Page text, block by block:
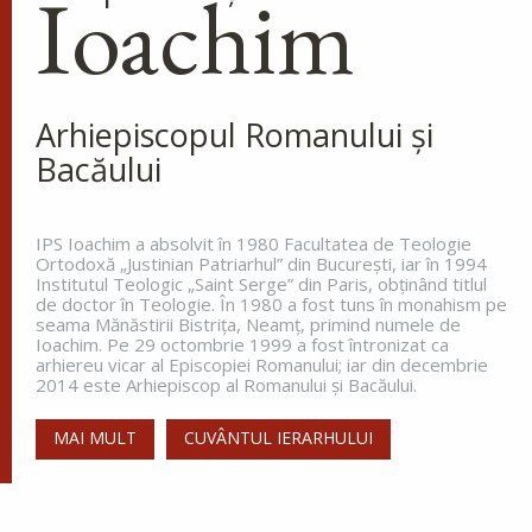
Maicii Domnului de pe
Tolga (Tolgska)
dormea, sfântul s-a trezit și a
văzut o lumină care lumina întreg ținutul. Aceasta
lumină venea de la o coloană de foc de pe
Apostolul zilei
Fraților, vă îndemn, pentru Domnul nostru Iisus
Hristos și pentru iubirea Duhului Sfânt, ca
împreună cu mine, să luptați în rugăciuni către
Dumnezeu pentru mine, ca să scap de...
Ap. Romani 15, 30-33
Ioachim
Arhiepiscopul Romanului și
Bacăului
IPS Ioachim a absolvit în 1980 Facultatea de Teologie
Ortodoxă „Justinian Patriarhul” din Bucureşti, iar în 1994
Institutul Teologic „Saint Serge” din Paris, obţinând titlul
de doctor în Teologie. În 1980 a fost tuns în monahism pe
seama Mănăstirii Bistriţa, Neamţ, primind numele de
Ioachim. Pe 29 octombrie 1999 a fost întronizat ca
arhiereu vicar al Episcopiei Romanului; iar din decembrie
2014 este Arhiepiscop al Romanului și Bacăului.
MAI MULT CUVÂNTUL IERARHULUI